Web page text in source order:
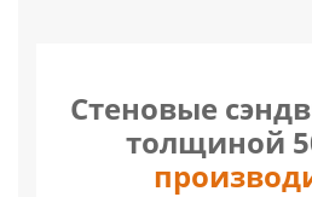
Стеновые
толщиной